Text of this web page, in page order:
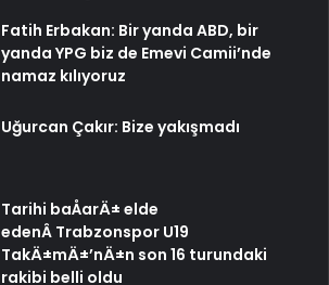
Fatih Erbakan: Bir yanda ABD, bir
yanda YPG biz de Emevi Camii’nde
namaz kılıyoruz
Uğurcan Çakır: Bize yakışmadı
Tarihi baÅarÄ± elde
edenÂ Trabzonspor U19
TakÄ±mÄ±’nÄ±n son 16 turundaki
rakibi belli oldu